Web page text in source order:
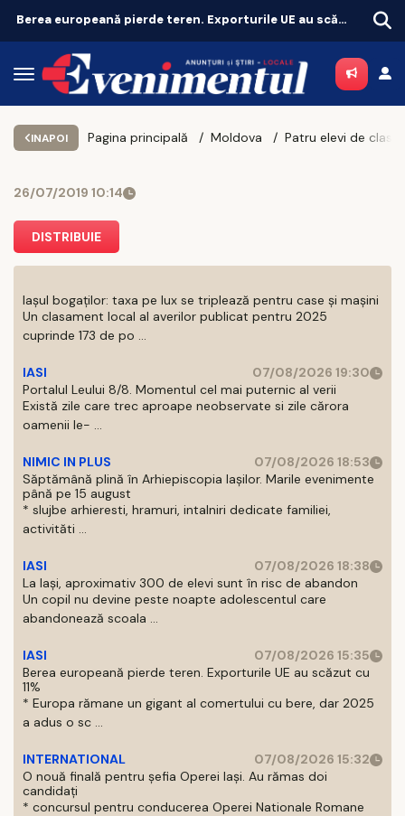
O nouă finală pentru șefia Operei Iași. Au rămas doi candidați
INAPOI Pagina principală Moldova
26/07/2019 10:14
DISTRIBUIE
Iașul bogaților: taxa pe lux se triplează pentru case și mașini
Un clasament local al averilor publicat pentru 2025
cuprinde 173 de po ...
IASI
07/08/2026 19:30
Portalul Leului 8/8. Momentul cel mai puternic al verii
Există zile care trec aproape neobservate si zile cărora
oamenii le- ...
NIMIC IN PLUS
07/08/2026 18:53
Săptămână plină în Arhiepiscopia Iașilor. Marile evenimente
până pe 15 august
* slujbe arhieresti, hramuri, intalniri dedicate familiei,
activităti ...
IASI
07/08/2026 18:38
La Iași, aproximativ 300 de elevi sunt în risc de abandon
Un copil nu devine peste noapte adolescentul care
abandonează scoala ...
IASI
07/08/2026 15:35
Berea europeană pierde teren. Exporturile UE au scăzut cu
11%
* Europa rămane un gigant al comertului cu bere, dar 2025
a adus o sc ...
INTERNATIONAL
07/08/2026 15:32
O nouă finală pentru șefia Operei Iași. Au rămas doi
candidați
* concursul pentru conducerea Operei Nationale Romane